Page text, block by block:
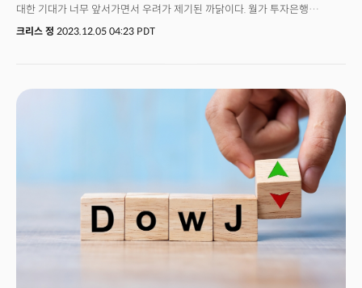
대한 기대가 너무 앞서가면서 우려가 제기된 까닭이다. 월가 투자은행
레이몬드 제임스가 랠리의 근본 원인을 공매도의 숏커버링이라는 평가를
(John Stoltzfus) 오펜하이머 애널리스트는 예상보다 나은 기업의 실적과
시장의 폭(Market Breadth)가 향후 랠리를 이끌 것이란 주장이다. 그는
3분기 기업실적이 예상보다 나은 1.9%의 매출 성장과 4.5%의 이익 증가세를
보였다고 지적하며 S&P500의 11개 섹터 중 8개 섹터가 이익의 성장을
보였다고 전했다. 특히 통신을 비롯해 기술과 임의소비재와 금융이 두 자릿
수의 성장을 보이며 현재 랠리가 건설적이라는 평이다. 다만 연말 랠리 이후
투자자들이 주의해야 할 것이란 분석이다. 그는 연말 랠리 이후 내년 1분기나
2분기에 차익실현 촉매제가 출현할 가능성이 있다고 봤다. 골드만삭스 역시
비슷한 의견이다. 골드만은 올해 말 랠리에 이어 내년 1분기에 S&P500이
4500까지 하락 후, 다시 상반기에 4700까지 회복할 것이란 전망을 내놓았다.
크리스 정 2023.12.05 04:23 PDT